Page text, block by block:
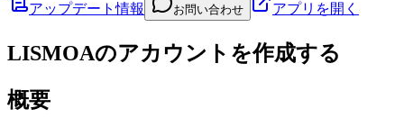
アップデート情報
お問い合わせ アプリを開く
LISMOAのアカウントを作成する
概要